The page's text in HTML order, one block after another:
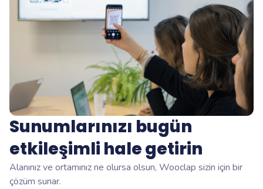
Sunumlarınızı bugün
etkileşimli hale getirin
Alanınız ve ortamınız ne olursa olsun, Wooclap sizin için bir
çözüm sunar.